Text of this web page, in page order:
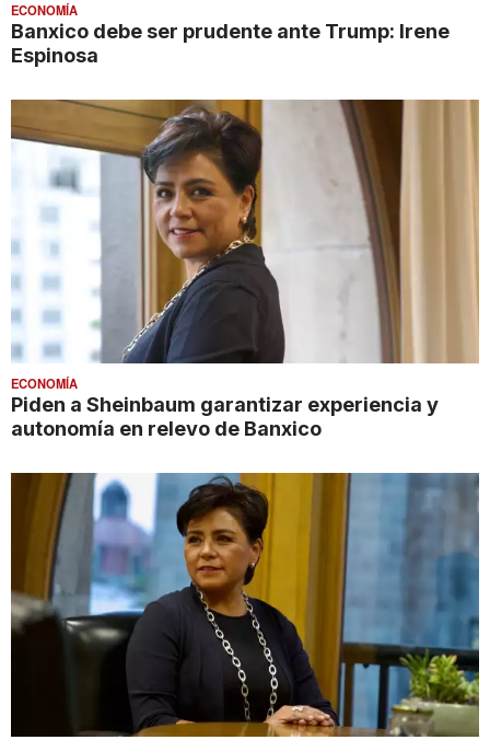
ECONOMÍA
Banxico debe ser prudente ante Trump: Irene
Espinosa
ECONOMÍA
Piden a Sheinbaum garantizar experiencia y
autonomía en relevo de Banxico